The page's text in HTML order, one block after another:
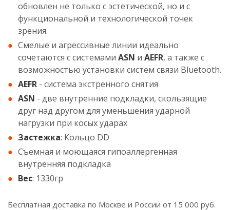
обновлен не только с эстетической, но и с
функциональной и технологической точек
зрения.
Смелые и агрессивные линии идеально
сочетаются с системами ASN и AEFR, а также с
возможностью установки систем связи Bluetooth.
AEFR - система экстренного снятия
ASN - две внутренние подкладки, скользящие
друг над другом для уменьшения ударной
нагрузки при косых ударах
Застежка: Кольцо DD
Съемная и моющаяся гипоаллергенная
внутренняя подкладка
Вес: 1330гр
Бесплатная доставка по Москве и России от 15 000 руб.